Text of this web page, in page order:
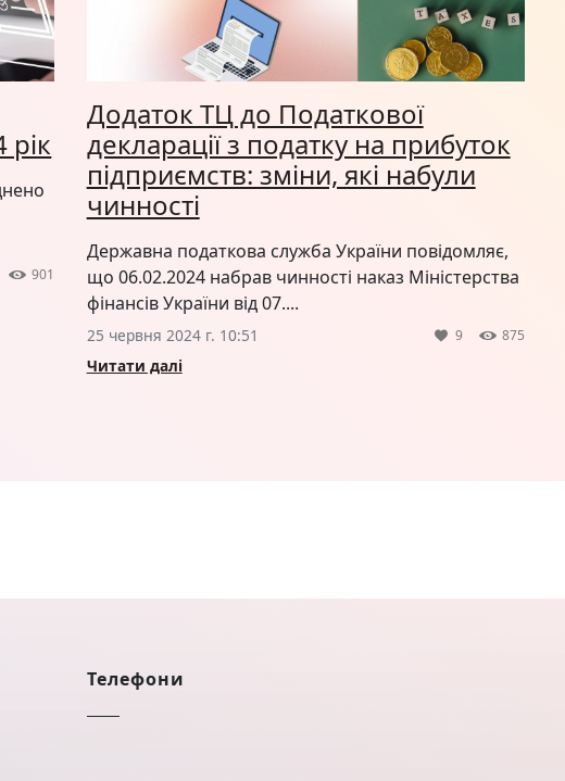
901
Додаток ТЦ до Податкової
декларації з податку на прибуток
підприємств: зміни, які набули
чинності
Державна податкова служба України повідомляє,
що 06.02.2024 набрав чинності наказ Міністерства
фінансів України від 07....
25 червня 2024 г. 10:51 9 875
Читати далі
Телефони